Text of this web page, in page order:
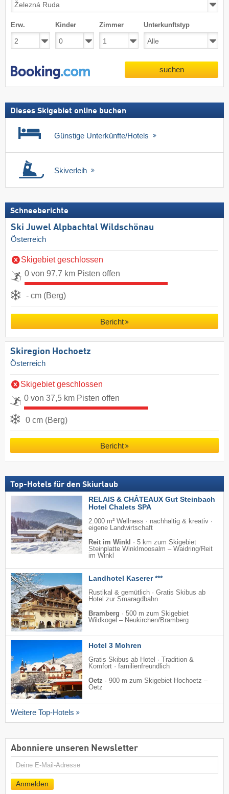
Erw. Kinder Zimmer Unterkunftstyp
suchen
Dieses Skigebiet online buchen
Günstige Unterkünfte/Hotels
Skiverleih
Schneeberichte
Ski Juwel Alpbachtal Wildschönau
Österreich
Skigebiet geschlossen
0 von 97,7 km Pisten offen
- cm (Berg)
Bericht
Skiregion Hochoetz
Österreich
Skigebiet geschlossen
0 von 37,5 km Pisten offen
0 cm (Berg)
Bericht
Top-Hotels für den Skiurlaub
RELAIS & CHÂTEAUX Gut Steinbach
Hotel Chalets SPA
2.000 m² Wellness · nachhaltig & kreativ ·
eigene Landwirtschaft
Reit im Winkl
· 5 km zum Skigebiet
Steinplatte Winklmoosalm – Waidring/​Reit
im Winkl
Landhotel Kaserer ***
Rustikal & gemütlich · Gratis Skibus ab
Hotel zur Smaragdbahn
Bramberg · 500 m zum Skigebiet
Wildkogel – Neukirchen/​Bramberg
Hotel 3 Mohren
Gratis Skibus ab Hotel · Tradition &
Komfort · familienfreundlich
Oetz · 900 m zum Skigebiet Hochoetz –
Oetz
Weitere Top-Hotels
Abonniere unseren Newsletter
E-
Mail
Anmelden